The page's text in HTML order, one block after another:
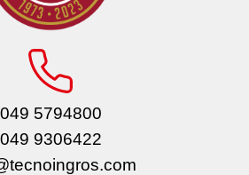
049 5794800
049 9306422